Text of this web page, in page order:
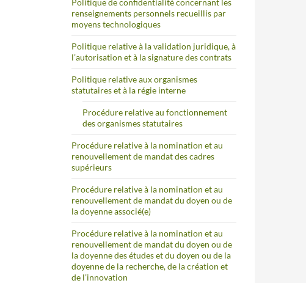
Politique de confidentialité concernant les
renseignements personnels recueillis par
moyens technologiques
Politique relative à la validation juridique, à
l’autorisation et à la signature des contrats
Politique relative aux organismes
statutaires et à la régie interne
Procédure relative au fonctionnement
des organismes statutaires
Procédure relative à la nomination et au
renouvellement de mandat des cadres
supérieurs
Procédure relative à la nomination et au
renouvellement de mandat du doyen ou de
la doyenne associé(e)
Procédure relative à la nomination et au
renouvellement de mandat du doyen ou de
la doyenne des études et du doyen ou de la
doyenne de la recherche, de la création et
de l’innovation